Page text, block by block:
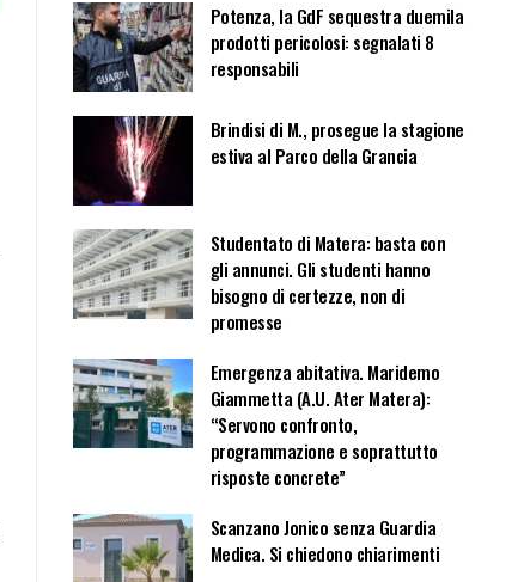
Potenza, la GdF sequestra duemila
prodotti pericolosi: segnalati 8
responsabili
Brindisi di M., prosegue la stagione
estiva al Parco della Grancia
Studentato di Matera: basta con
gli annunci. Gli studenti hanno
bisogno di certezze, non di
promesse
Emergenza abitativa. Maridemo
Giammetta (A.U. Ater Matera):
“Servono confronto,
programmazione e soprattutto
risposte concrete”
Scanzano Jonico senza Guardia
Medica. Si chiedono chiarimenti